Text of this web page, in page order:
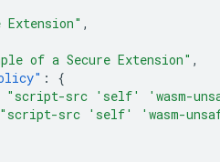
Extension" ,
of a Secure Extension" ,
:
{
"script-src 'self' 'wasm-
"script-src 'self' 'wasm-